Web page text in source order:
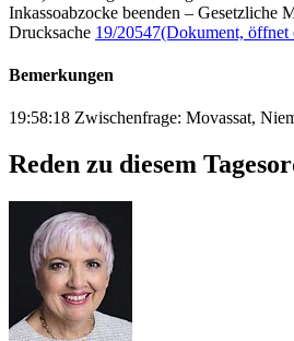
Inkassoabzocke beenden – Gesetzliche
Drucksache 19/20547(Dokument, öffnet
Bemerkungen
19:58:18 Zwischenfrage: Movassat,
Reden zu diesem